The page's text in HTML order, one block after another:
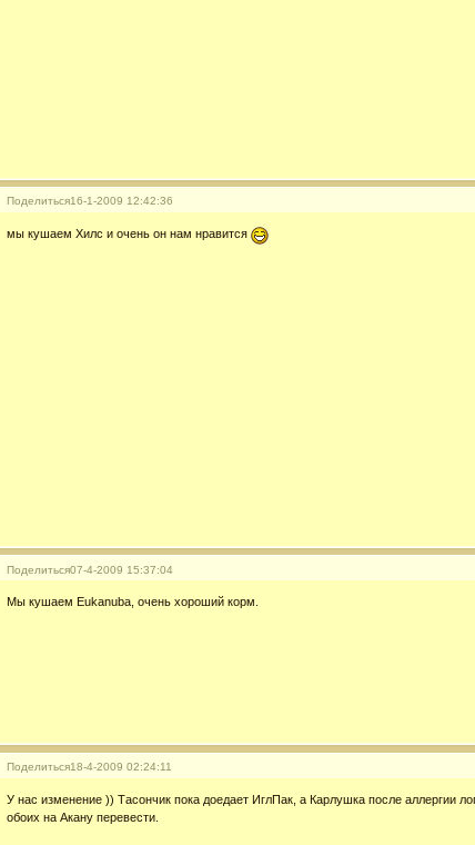
Поделиться16-1-2009 12:42:36
мы кушаем Хилс и очень он нам нравится
Поделиться07-4-2009 15:37:04
Мы кушаем Eukanuba, очень хороший корм.
Поделиться18-4-2009 02:24:11
У нас изменение )) Тасончик пока доедает ИглПак, а Карлушка после аллергии
обоих на Акану перевести.